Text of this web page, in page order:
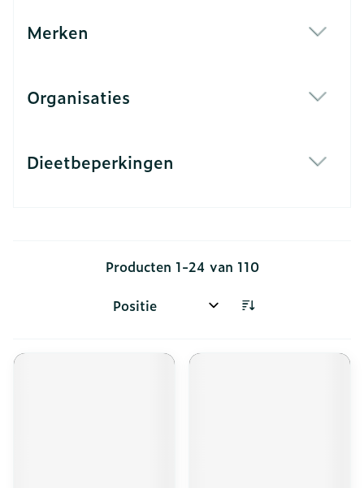
Merken
Organisaties
Dieetbeperkingen
Producten 1-24 van 110
Sorteer op: